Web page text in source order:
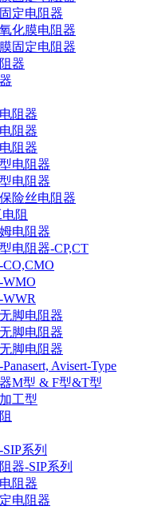
定电阻器
化膜电阻器
固定电阻器
器
阻器
阻器
阻器
电阻器
电阻器
险丝电阻器
阻
电阻器
电阻器-CP,CT
脚电阻器
脚电阻器
脚电阻器
Avisert-Type
M型 & F型&T型
工型
系列
器-SIP系列
阻器
电阻器